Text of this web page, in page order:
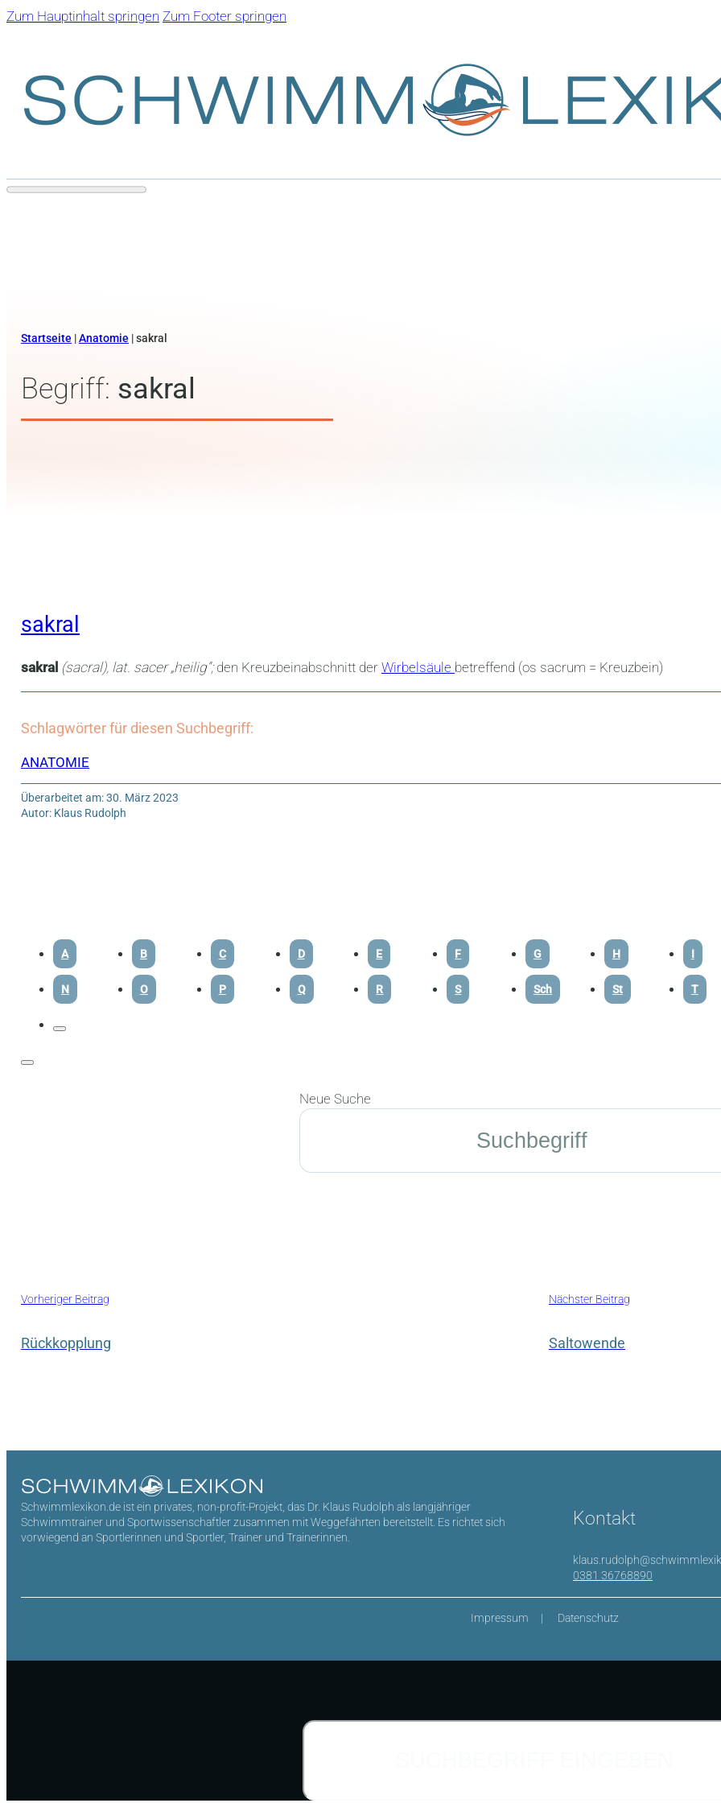
Zum Hauptinhalt springen Zum Footer springen
Startseite |Anatomie |sakral
Begriff: sakral
sakral
sakral (sacral), lat. sacer „heilig“;den Kreuzbeinabschnitt der Wirbelsäule betreffend (os sacrum = Kreuzbein)
Schlagwörter für diesen Suchbegriff:
ANATOMIE
Überarbeitet am: 30. März 2023
Autor: Klaus Rudolph
A B C D E F G H I
N O P Q R S Sch St T
Neue Suche
Suchen
Vorheriger Beitrag
Rückkopplung
Nächster Beitrag
Saltowende
Schwimmlexikon.de ist ein privates, non-profit-Projekt, das Dr. Klaus Rudolph als langjähriger
Schwimmtrainer und Sportwissenschaftler zusammen mit Weggefährten bereitstellt. Es richtet sich
vorwiegend an Sportlerinnen und Sportler, Trainer und Trainerinnen.
Kontakt
0381 36768890
Impressum Datenschutz
Suchen